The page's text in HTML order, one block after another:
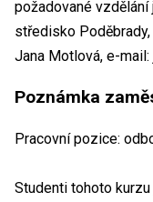
požadované
středisko
Jana Motlová, e-mail:
Poznámka
Pracovní pozice:
Studenti tohoto